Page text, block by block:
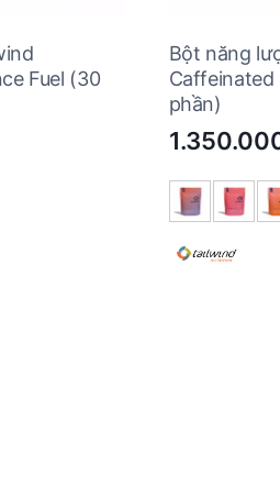
Fuel (30
Bột năng
Caffeinated
phần)